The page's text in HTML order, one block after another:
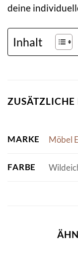
deine
Inhalt
MARKE Möbel
FARBE